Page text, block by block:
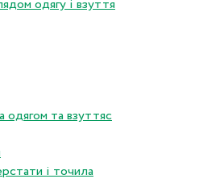
одягу і взуття
одягом та взуттяс
і точила